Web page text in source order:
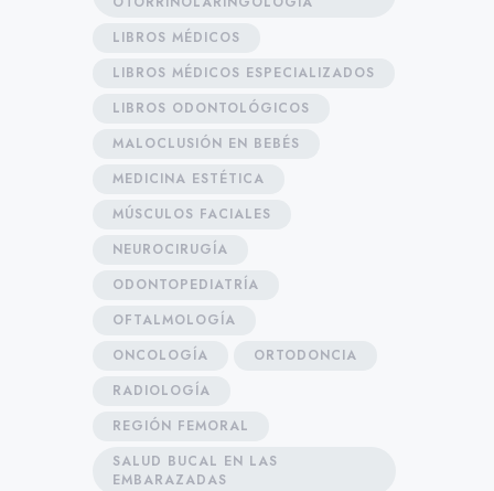
LIBROS MÉDICOS
LIBROS MÉDICOS ESPECIALIZADOS
LIBROS ODONTOLÓGICOS
MALOCLUSIÓN EN BEBÉS
MEDICINA ESTÉTICA
MÚSCULOS FACIALES
NEUROCIRUGÍA
ODONTOPEDIATRÍA
OFTALMOLOGÍA
ONCOLOGÍA
ORTODONCIA
RADIOLOGÍA
REGIÓN FEMORAL
SALUD BUCAL EN LAS
EMBARAZADAS